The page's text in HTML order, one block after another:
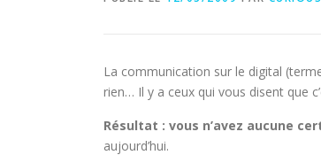
La communication sur le digital
rien… Il y a ceux qui vous disent que
Résultat : vous n’avez aucune
aujourd’hui.